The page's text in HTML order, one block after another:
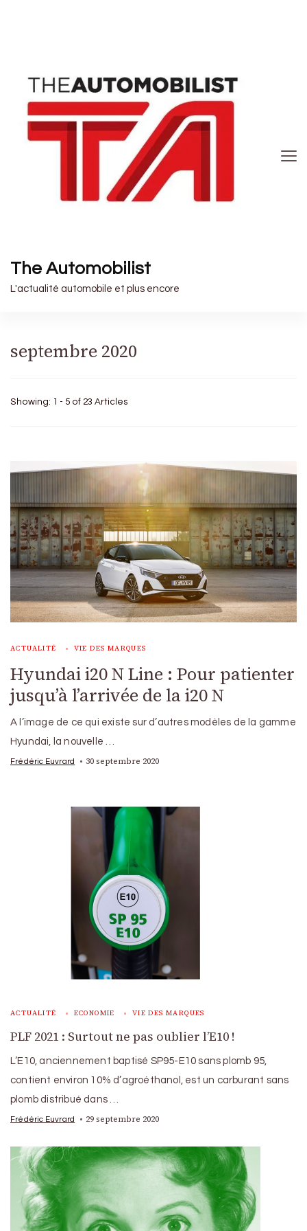
The Automobilist
L'actualité automobile et plus encore
septembre 2020
Showing: 1 - 5 of 23 Articles
ACTUALITÉ VIE DES MARQUES
Hyundai i20 N Line : Pour patienter
jusqu’à l’arrivée de la i20 N
A l’image de ce qui existe sur d’autres modèles de la gamme
Hyundai, la nouvelle …
Frédéric Euvrard 30 septembre 2020
ACTUALITÉ ECONOMIE VIE DES MARQUES
PLF 2021 : Surtout ne pas oublier l’E10 !
L’E10, anciennement baptisé SP95-E10 sans plomb 95,
contient environ 10% d’agroéthanol, est un carburant sans
plomb distribué dans …
Frédéric Euvrard 29 septembre 2020